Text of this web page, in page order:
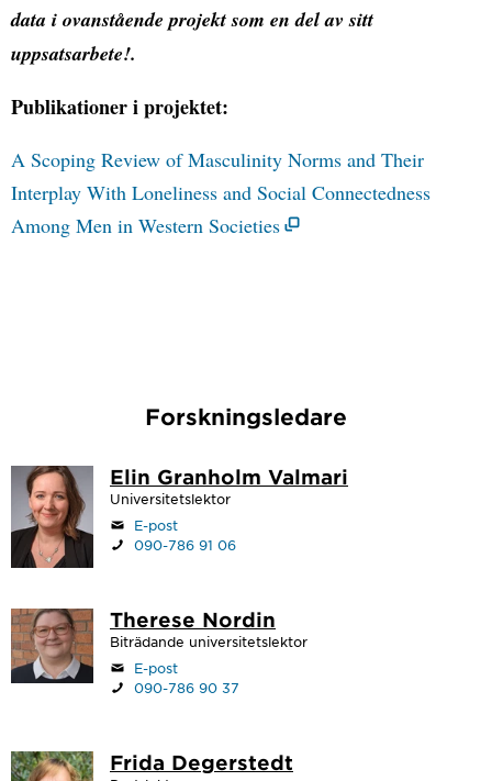
data i ovanstående projekt som en del av sitt
uppsatsarbete!.
Publikationer i projektet:
A Scoping Review of Masculinity Norms and Their
Interplay With Loneliness and Social Connectedness
Among Men in Western Societies
Forskningsledare
Elin Granholm Valmari
Universitetslektor
E-post
090-786 91 06
Therese Nordin
Biträdande universitetslektor
E-post
090-786 90 37
Frida Degerstedt